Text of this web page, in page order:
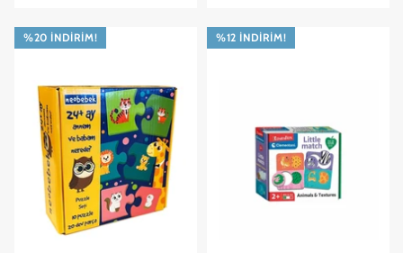
%20 İNDIRIM! %12 İNDIRIM!